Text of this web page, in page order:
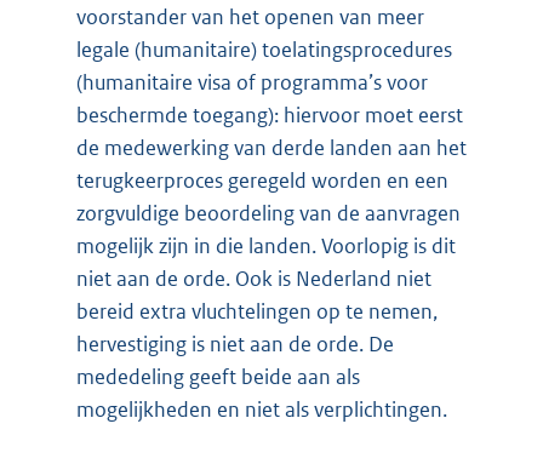
voorstander van het openen van meer
legale (humanitaire) toelatingsprocedures
(humanitaire visa of programma’s voor
beschermde toegang): hiervoor moet eerst
de medewerking van derde landen aan het
terugkeerproces geregeld worden en een
zorgvuldige beoordeling van de aanvragen
mogelijk zijn in die landen. Voorlopig is dit
niet aan de orde. Ook is Nederland niet
bereid extra vluchtelingen op te nemen,
hervestiging is niet aan de orde. De
mededeling geeft beide aan als
mogelijkheden en niet als verplichtingen.